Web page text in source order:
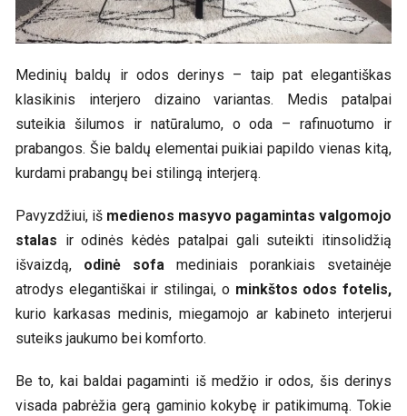
Medinių baldų ir odos derinys – taip pat elegantiškas
klasikinis interjero dizaino variantas. Medis patalpai
suteikia šilumos ir natūralumo, o oda – rafinuotumo ir
prabangos. Šie baldų elementai puikiai papildo vienas kitą,
kurdami prabangų bei stilingą interjerą.
Pavyzdžiui, iš medienos masyvo pagamintas valgomojo
stalas ir odinės kėdės patalpai gali suteikti itinsolidžią
išvaizdą, odinė sofa mediniais porankiais svetainėje
atrodys elegantiškai ir stilingai, o minkštos odos fotelis,
kurio karkasas medinis, miegamojo ar kabineto interjerui
suteiks jaukumo bei komforto.
Be to, kai baldai pagaminti iš medžio ir odos, šis derinys
visada pabrėžia gerą gaminio kokybę ir patikimumą. Tokie